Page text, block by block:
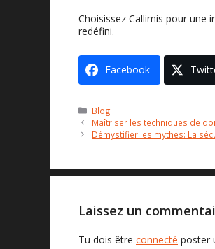
Choisissez Callimis pour
redéfini.
Facebook
Catégories
Blog
Maîtriser les techniques de
Démystifier les mythes: La
Laissez un
Tu dois être connecté poster